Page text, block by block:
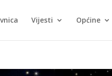
Vijesti Općine